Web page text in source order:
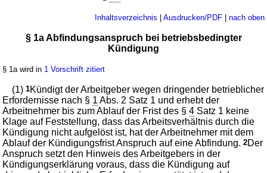
Inhaltsverzeichnis Ausdrucken/PDF| nach oben
§ 1a Abfindungsanspruch bei betriebsbedingter
Kündigung
§ 1a wird in 1 Vorschrift zitiert
(1)1Kündigt der Arbeitgeber wegen dringender betrieblicher
Erfordernisse nach § 1 Abs. 2 Satz 1 und erhebt der
Arbeitnehmer bis zum Ablauf der Frist des §4 Satz 1 keine
Klage auf Feststellung, dass das Arbeitsverhältnis durch die
Kündigung nicht aufgelöst ist, hat der Arbeitnehmer mit dem
Ablauf der Kündigungsfrist Anspruch auf eine Abfindung.2Der
Anspruch setzt den Hinweis des Arbeitgebers in der
Kündigungserklärung voraus, dass die Kündigung auf